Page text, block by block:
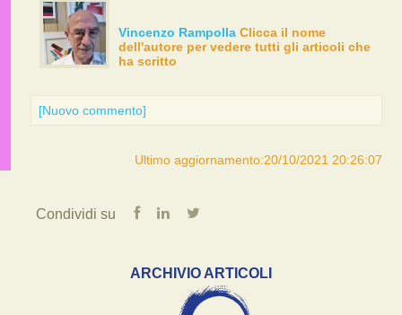
Vincenzo Rampolla Clicca il nome
dell'autore per vedere tutti gli articoli che
ha scritto
[Nuovo commento]
Ultimo aggiornamento:20/10/2021 20:26:07
Condividi su
ARCHIVIO ARTICOLI